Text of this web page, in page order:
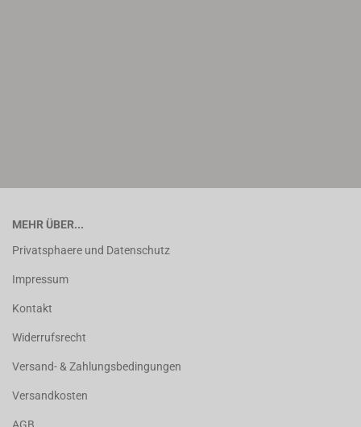
MEHR ÜBER...
Privatsphaere und Datenschutz
Impressum
Kontakt
Widerrufsrecht
Versand- & Zahlungsbedingungen
Versandkosten